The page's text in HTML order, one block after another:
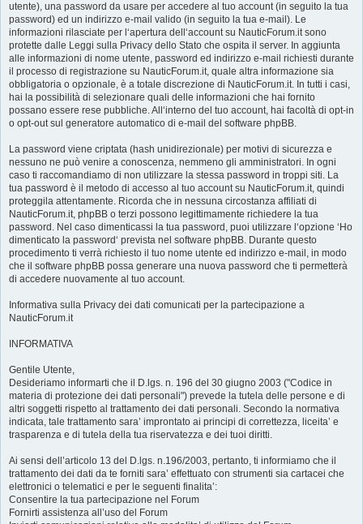
utente), una password da usare per accedere al tuo account (in seguito la tua
password) ed un indirizzo e-mail valido (in seguito la tua e-mail). Le
informazioni rilasciate per l‘apertura dell‘account su NauticForum.it sono
protette dalle Leggi sulla Privacy dello Stato che ospita il server. In aggiunta
alle informazioni di nome utente, password ed indirizzo e-mail richiesti durante
il processo di registrazione su NauticForum.it, quale altra informazione sia
obbligatoria o opzionale, è a totale discrezione di NauticForum.it. In tutti i casi,
hai la possibilità di selezionare quali delle informazioni che hai fornito
possano essere rese pubbliche. All‘interno del tuo account, hai facoltà di opt-in
o opt-out sul generatore automatico di e-mail del software phpBB.
La password viene criptata (hash unidirezionale) per motivi di sicurezza e
nessuno ne può venire a conoscenza, nemmeno gli amministratori. In ogni
caso ti raccomandiamo di non utilizzare la stessa password in troppi siti. La
tua password è il metodo di accesso al tuo account su NauticForum.it, quindi
proteggila attentamente. Ricorda che in nessuna circostanza affiliati di
NauticForum.it, phpBB o terzi possono legittimamente richiedere la tua
password. Nel caso dimenticassi la tua password, puoi utilizzare l‘opzione ‘Ho
dimenticato la password‘ prevista nel software phpBB. Durante questo
procedimento ti verrà richiesto il tuo nome utente ed indirizzo e-mail, in modo
che il software phpBB possa generare una nuova password che ti permetterà
di accedere nuovamente al tuo account.
Informativa sulla Privacy dei dati comunicati per la partecipazione a
NauticForum.it
INFORMATIVA
Gentile Utente,
Desideriamo informarti che il D.lgs. n. 196 del 30 giugno 2003 ("Codice in
materia di protezione dei dati personali") prevede la tutela delle persone e di
altri soggetti rispetto al trattamento dei dati personali. Secondo la normativa
indicata, tale trattamento sara’ improntato ai principi di correttezza, liceita’ e
trasparenza e di tutela della tua riservatezza e dei tuoi diritti.
Ai sensi dell’articolo 13 del D.lgs. n.196/2003, pertanto, ti informiamo che il
trattamento dei dati da te forniti sara’ effettuato con strumenti sia cartacei che
elettronici o telematici e per le seguenti finalita’:
Consentire la tua partecipazione nel Forum
Fornirti assistenza all’uso del Forum